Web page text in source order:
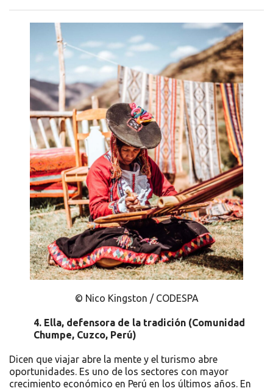
© Nico Kingston / CODESPA
4. Ella, defensora de la tradición (Comunidad
Chumpe, Cuzco, Perú)
Dicen que viajar abre la mente y el turismo abre
oportunidades. Es uno de los sectores con mayor
crecimiento económico en Perú en los últimos años. En